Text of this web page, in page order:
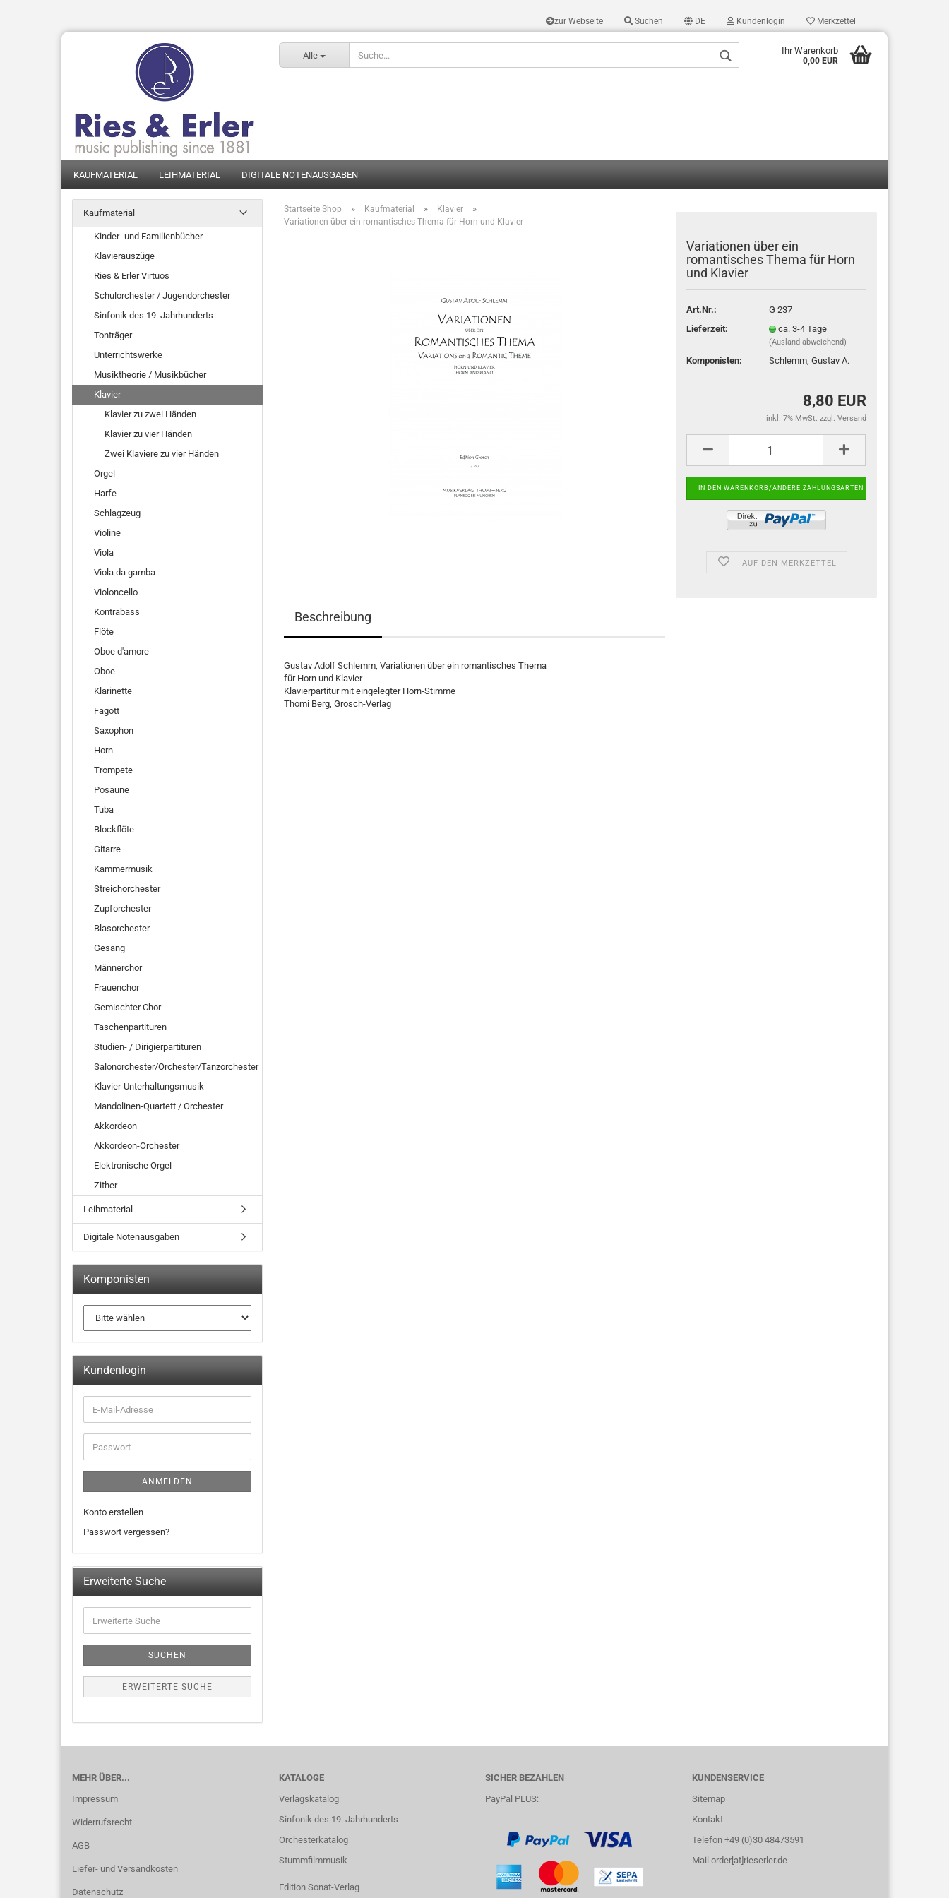
zur Webseite Suchen DE Kundenlogin Merkzettel
Alle Ihr Warenkorb
0,00 EUR
KAUFMATERIAL LEIHMATERIAL DIGITALE NOTENAUSGABEN
Startseite Shop » Kaufmaterial » Klavier »
Variationen über ein romantisches Thema für Horn und Klavier
Variationen über ein
romantisches Thema für Horn
und Klavier
Art.Nr.:
G 237
Lieferzeit:
ca. 3-4 Tage
(Ausland abweichend)
Komponisten: Schlemm, Gustav A.
8,80 EUR
inkl. 7% MwSt. zzgl. Versand
AUF DEN MERKZETTEL
Beschreibung
Gustav Adolf Schlemm, Variationen über ein romantisches Thema
für Horn und Klavier
Klavierpartitur mit eingelegter Horn-Stimme
Thomi Berg, Grosch-Verlag
Kaufmaterial
Kinder- und Familienbücher
Klavierauszüge
Ries & Erler Virtuos
Schulorchester / Jugendorchester
Sinfonik des 19. Jahrhunderts
Tonträger
Unterrichtswerke
Musiktheorie / Musikbücher
Klavier
Klavier zu zwei Händen
Klavier zu vier Händen
Zwei Klaviere zu vier Händen
Orgel
Harfe
Schlagzeug
Violine
Viola
Viola da gamba
Violoncello
Kontrabass
Flöte
Oboe d'amore
Oboe
Klarinette
Fagott
Saxophon
Horn
Trompete
Posaune
Tuba
Blockflöte
Gitarre
Kammermusik
Streichorchester
Zupforchester
Blasorchester
Gesang
Männerchor
Frauenchor
Gemischter Chor
Taschenpartituren
Studien- / Dirigierpartituren
Salonorchester/Orchester/Tanzorchester
Klavier-Unterhaltungsmusik
Mandolinen-Quartett / Orchester
Akkordeon
Akkordeon-Orchester
Elektronische Orgel
Zither
Leihmaterial
Digitale Notenausgaben
Komponisten
Kundenlogin
ANMELDEN
Konto erstellen
Passwort vergessen?
Erweiterte Suche
SUCHEN
ERWEITERTE SUCHE
MEHR ÜBER...
Impressum
Widerrufsrecht
AGB
Liefer- und Versandkosten
Datenschutz
KATALOGE
Verlagskatalog
Sinfonik des 19. Jahrhunderts
Orchesterkatalog
Stummfilmmusik
Edition Sonat-Verlag
SICHER BEZAHLEN
PayPal PLUS:
KUNDENSERVICE
Sitemap
Kontakt
Telefon +49 (0)30 48473591
Mail order[at]rieserler.de